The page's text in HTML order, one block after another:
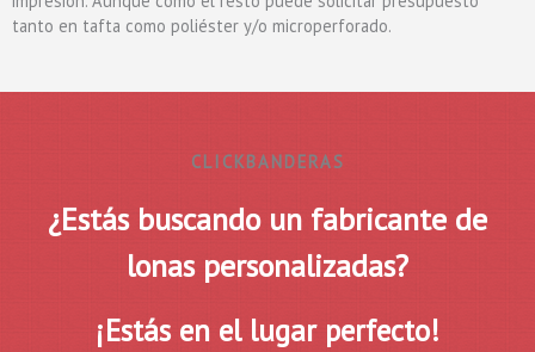
tanto en tafta como poliéster y/o microperforado.
CLICKBANDERAS
¿Estás buscando un fabricante de
lonas personalizadas?
¡Estás en el lugar perfecto!